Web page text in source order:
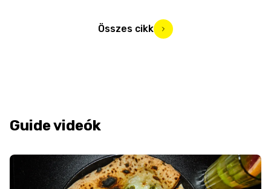
Összes cikk
Guide videók